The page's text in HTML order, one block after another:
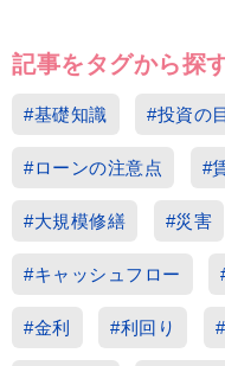
記事をタグから探
#基礎知識 #投資の
#ローンの注意点 #
#大規模修繕 #災害
#キャッシュフロー
#金利 #利回り